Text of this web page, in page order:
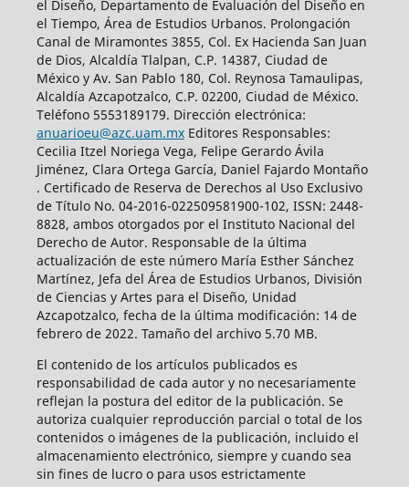
el Diseño, Departamento de Evaluación del Diseño en
el Tiempo, Área de Estudios Urbanos. Prolongación
Canal de Miramontes 3855, Col. Ex Hacienda San Juan
de Dios, Alcaldía Tlalpan, C.P. 14387, Ciudad de
México y Av. San Pablo 180, Col. Reynosa Tamaulipas,
Alcaldía Azcapotzalco, C.P. 02200, Ciudad de México.
Teléfono 5553189179. Dirección electrónica:
anuarioeu@azc.uam.mxEditores Responsables:
Cecilia Itzel Noriega Vega, Felipe Gerardo Ávila
Jiménez, Clara Ortega García, Daniel Fajardo Montaño
. Certificado de Reserva de Derechos al Uso Exclusivo
de Título No. 04-2016-022509581900-102, ISSN: 2448-
8828, ambos otorgados por el Instituto Nacional del
Derecho de Autor. Responsable de la última
actualización de este número María Esther Sánchez
Martínez, Jefa del Área de Estudios Urbanos, División
de Ciencias y Artes para el Diseño, Unidad
Azcapotzalco, fecha de la última modificación: 14 de
febrero de 2022. Tamaño del archivo 5.70 MB.
El contenido de los artículos publicados es
responsabilidad de cada autor y no necesariamente
reflejan la postura del editor de la publicación. Se
autoriza cualquier reproducción parcial o total de los
contenidos o imágenes de la publicación, incluido el
almacenamiento electrónico, siempre y cuando sea
sin fines de lucro o para usos estrictamente